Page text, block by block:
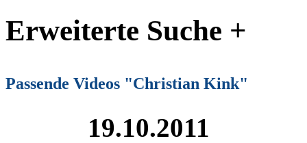
Erweiterte Suche +
Passende Videos "Christian Kink"
19.10.2011